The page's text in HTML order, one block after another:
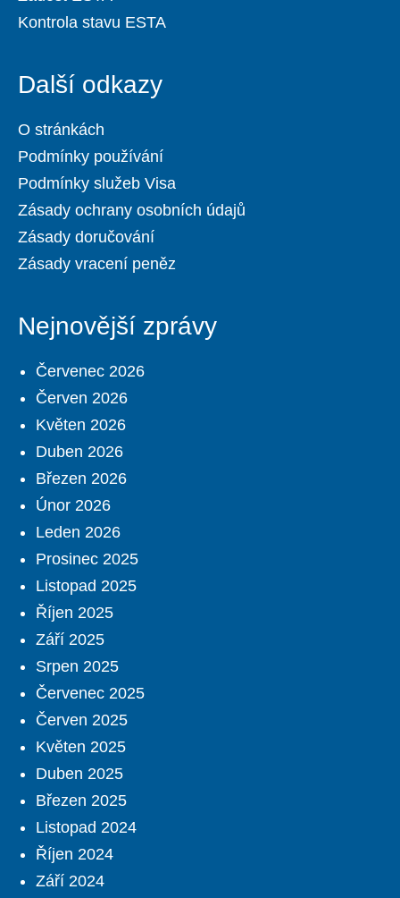
Kontrola stavu ESTA
Další odkazy
O stránkách
Podmínky používání
Podmínky služeb Visa
Zásady ochrany osobních údajů
Zásady doručování
Zásady vracení peněz
Nejnovější zprávy
Červenec 2026
Červen 2026
Květen 2026
Duben 2026
Březen 2026
Únor 2026
Leden 2026
Prosinec 2025
Listopad 2025
Říjen 2025
Září 2025
Srpen 2025
Červenec 2025
Červen 2025
Květen 2025
Duben 2025
Březen 2025
Listopad 2024
Říjen 2024
Září 2024